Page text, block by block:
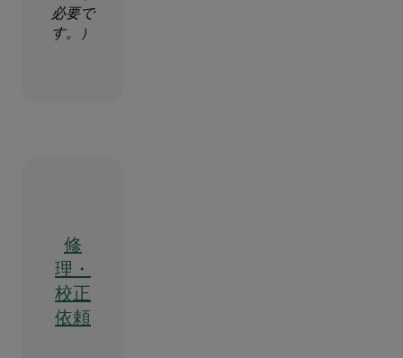
必要で
す。）
修
理・
校正
依頼